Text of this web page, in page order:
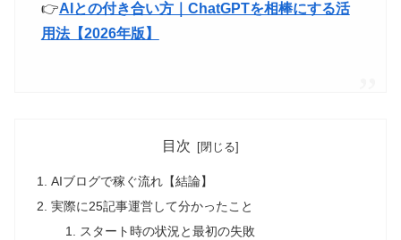
👉AIとの付き合い方｜ChatGPTを相棒にする活
用法【2026年版】
目次
AIブログで稼ぐ流れ【結論】
実際に25記事運営して分かったこと
スタート時の状況と最初の失敗